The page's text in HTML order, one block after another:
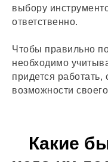
выбору
ответственно.
Чтобы правильно
необходимо
придется работать,
возможности
Какие